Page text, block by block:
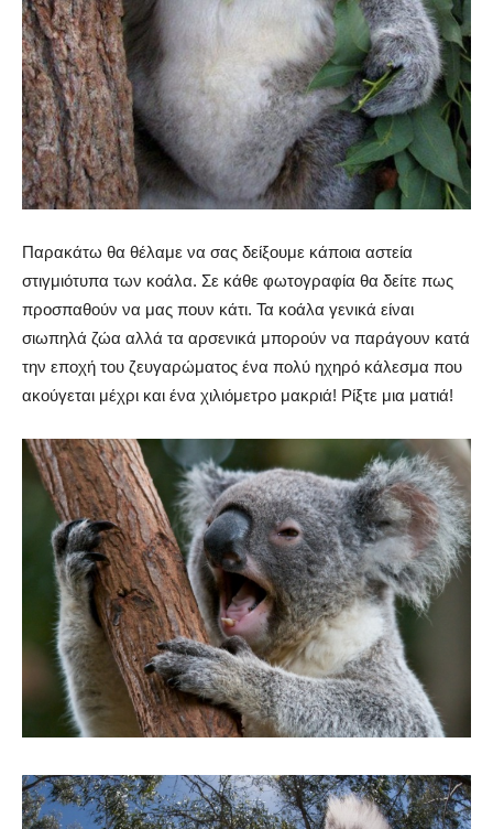
Παρακάτω θα θέλαμε να σας δείξουμε κάποια αστεία
στιγμιότυπα των κοάλα. Σε κάθε φωτογραφία θα δείτε πως
προσπαθούν να μας πουν κάτι. Τα κοάλα γενικά είναι
σιωπηλά ζώα αλλά τα αρσενικά μπορούν να παράγουν κατά
την εποχή του ζευγαρώματος ένα πολύ ηχηρό κάλεσμα που
ακούγεται μέχρι και ένα χιλιόμετρο μακριά! Ρίξτε μια ματιά!